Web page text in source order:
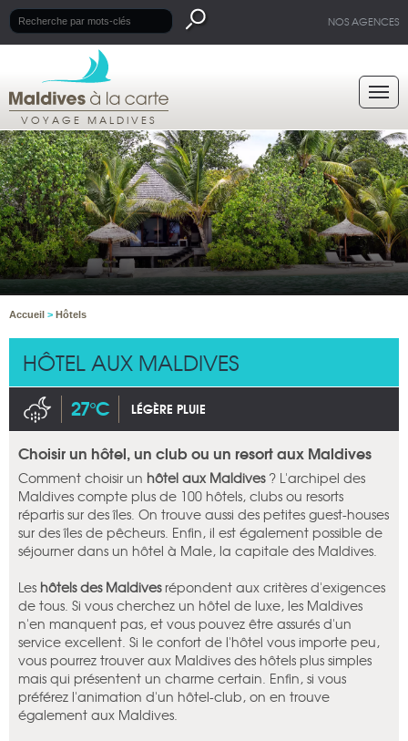
NOS AGENCES
VOYAGE MALDIVES
Accueil > Hôtels
HÔTEL AUX MALDIVES
27°C LÉGÈRE PLUIE
Choisir un hôtel, un club ou un resort aux Maldives
Comment choisir un hôtel aux Maldives? L'archipel des
Maldives compte plus de 100 hôtels, clubs ou resorts
répartis sur des îles. On trouve aussi des petites guest-houses
sur des îles de pêcheurs. Enfin, il est également possible de
séjourner dans un hôtel à Male, la capitale des Maldives.
Les hôtels des Maldivesrépondent aux critères d'exigences
de tous. Si vous cherchez un hôtel de luxe, les Maldives
n'en manquent pas, et vous pouvez être assurés d'un
service excellent. Si le confort de l'hôtel vous importe peu,
vous pourrez trouver aux Maldives des hôtels plus simples
mais qui présentent un charme certain. Enfin, si vous
préférez l'animation d'un hôtel-club, on en trouve
également aux Maldives.